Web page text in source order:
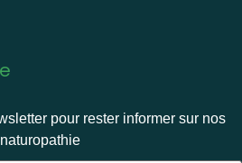
pour rester informer sur nos